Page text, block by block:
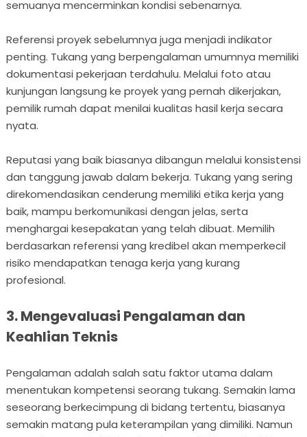
semuanya mencerminkan kondisi sebenarnya.
Referensi proyek sebelumnya juga menjadi indikator
penting. Tukang yang berpengalaman umumnya memiliki
dokumentasi pekerjaan terdahulu. Melalui foto atau
kunjungan langsung ke proyek yang pernah dikerjakan,
pemilik rumah dapat menilai kualitas hasil kerja secara
nyata.
Reputasi yang baik biasanya dibangun melalui konsistensi
dan tanggung jawab dalam bekerja. Tukang yang sering
direkomendasikan cenderung memiliki etika kerja yang
baik, mampu berkomunikasi dengan jelas, serta
menghargai kesepakatan yang telah dibuat. Memilih
berdasarkan referensi yang kredibel akan memperkecil
risiko mendapatkan tenaga kerja yang kurang
profesional.
3. Mengevaluasi Pengalaman dan
Keahlian Teknis
Pengalaman adalah salah satu faktor utama dalam
menentukan kompetensi seorang tukang. Semakin lama
seseorang berkecimpung di bidang tertentu, biasanya
semakin matang pula keterampilan yang dimiliki. Namun